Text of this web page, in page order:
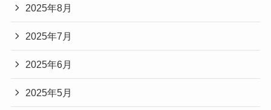
2025年8月
2025年7月
2025年6月
2025年5月